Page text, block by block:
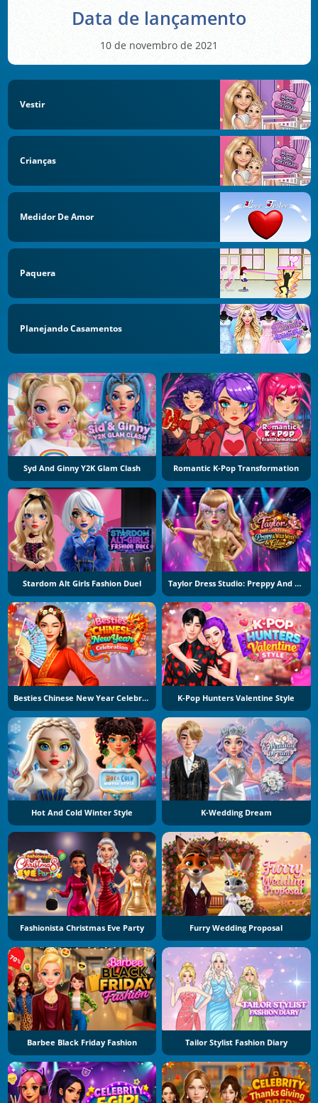
Data de lançamento
10 de novembro de 2021
Vestir
Crianças
Medidor De Amor
Paquera
Planejando Casamentos
Syd And Ginny Y2K Glam Clash Romantic K-Pop Transformation
Stardom Alt Girls Fashion Duel Taylor Dress Studio: Preppy And Wild West Glam
Besties Chinese New Year Celebration K-Pop Hunters Valentine Style
Hot And Cold Winter Style K-Wedding Dream
Fashionista Christmas Eve Party Furry Wedding Proposal
Barbee Black Friday Fashion Tailor Stylist Fashion Diary